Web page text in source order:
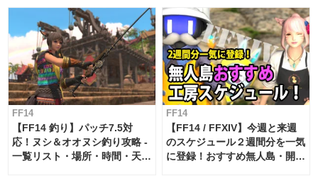
FF14
【FF14 釣り】パッチ7.5対
応！ヌシ＆オオヌシ釣り攻略 -
一覧リスト・場所・時間・天
FF14
【FF14 / FFXIV】今週と来週
のスケジュール２週間分を一気
に登録！おすすめ無人島・開拓